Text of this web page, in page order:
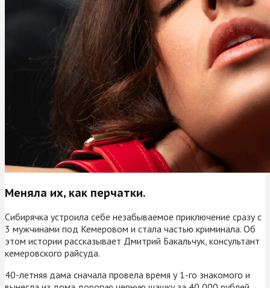
Меняла их, как перчатки.
Сибирячка устроила себе незабываемое приключение сразу с
3 мужчинами под Кемеровом и стала частью криминала. Об
этом истории рассказывает Дмитрий Бакальчук, консультант
кемеровского райсуда.
40-летняя дама сначала провела время у 1-го знакомого и